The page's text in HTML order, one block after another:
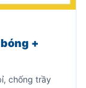
+
chống trầy